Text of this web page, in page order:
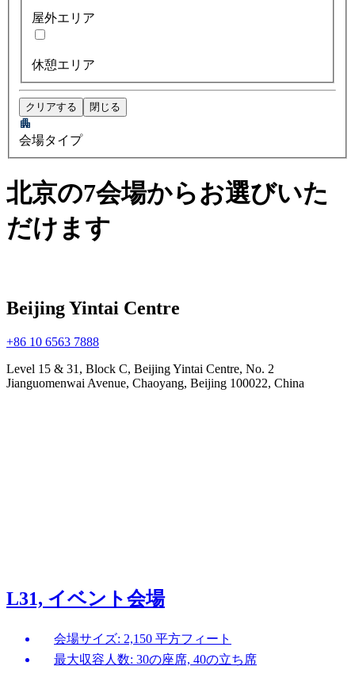
屋外エリア
休憩エリア
クリアする 閉じる
会場タイプ
北京の7会場からお選びいた
だけます
Beijing Yintai Centre
+86 10 6563 7888
Level 15 & 31, Block C, Beijing Yintai Centre, No. 2
Jianguomenwai Avenue, Chaoyang, Beijing 100022, China
L31, イベント会場
会場サイズ: 2,150 平方フィート
最大収容人数: 30の座席, 40の立ち席